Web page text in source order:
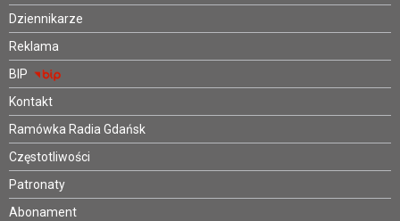
Dziennikarze
Reklama
BIP
Kontakt
Ramówka Radia Gdańsk
Częstotliwości
Patronaty
Abonament